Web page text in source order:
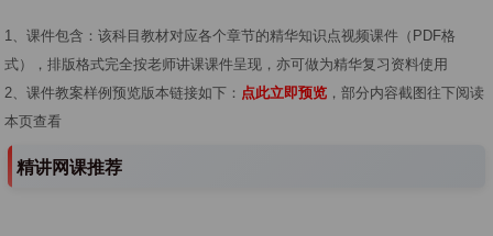
1、课件包含：该科目教材对应各个章节的精华知识点视频课件（PDF格
式），排版格式完全按老师讲课课件呈现，亦可做为精华复习资料使用
2、课件教案样例预览版本链接如下： 点此立即预览 ，部分内容截图往下阅读
本页查看
精讲网课推荐